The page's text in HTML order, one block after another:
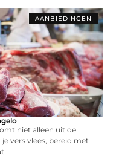
AANBIEDINGEN
niet alleen uit de
vers vlees, bereid met